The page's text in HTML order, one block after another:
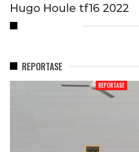
Hugo Houle tf16 2022
REPORTASE
REPORTASE